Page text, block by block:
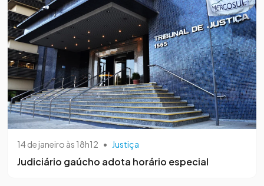
14 de janeiro às 18h12 • Justiça
Judiciário gaúcho adota horário especial